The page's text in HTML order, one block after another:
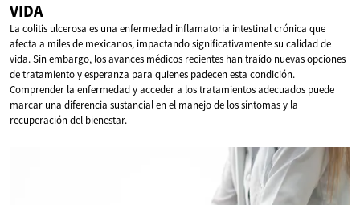
VIDA
La colitis ulcerosa es una enfermedad inflamatoria intestinal crónica que
afecta a miles de mexicanos, impactando significativamente su calidad de
vida. Sin embargo, los avances médicos recientes han traído nuevas opciones
de tratamiento y esperanza para quienes padecen esta condición.
Comprender la enfermedad y acceder a los tratamientos adecuados puede
marcar una diferencia sustancial en el manejo de los síntomas y la
recuperación del bienestar.